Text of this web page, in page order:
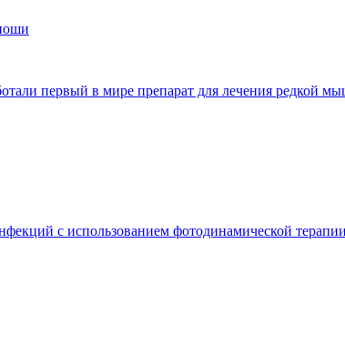
первый в мире препарат для лечения
с использованием фотодинамической